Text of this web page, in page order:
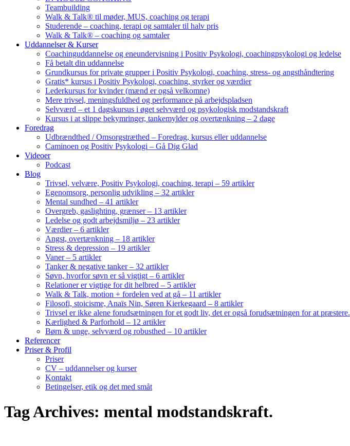
Teambuilding
Walk & Talk® til møder, MUS, coaching og terapi
Studerende – coaching, terapi og samtaler til halv pris
Walk & Talk® – coaching og samtaler
Uddannelser & Kurser
Coachinguddannelse og eneundervisning i Positiv Psykologi, coachingpsykologi og ledelse
Få betalt din uddannelse
Grundkursus for private grupper i Positiv Psykologi, coaching, stress- og angsthåndtering
Gratis* kursus i Positiv Psykologi, coaching, styrker og værdier
Lederkursus for kvinder (mænd er også velkomne)
Mere trivsel, meningsfuldhed og performance på arbejdspladsen
Selvværd – et 1 dagskursus i øget selvværd og psykologisk modstandskraft
Kursus i at slippe bekymringer, tankemylder og overtænkning – 2 dage
Foredrag
Udbrændthed / Omsorgstræthed – Foredrag, kursus eller uddannelse
Caminoen og Positiv Psykologi – Gå Dig Glad
Videoer
Podcast
Blog
Trivsel, velvære, Positiv Psykologi, coaching, terapi – 59 artikler
Egenomsorg, personlig udvikling – 32 artikler
Mental sundhed – 41 artikler
Overgreb, gaslighting, grænser – 13 artikler
Ledelse og godt arbejdsmiljø – 23 artikler
Værdier – 6 artikler
Angst, overtænkning – 18 artikler
Stress & depression – 19 artikler
Vaner – 5 artikler
Tanker & negative tanker – 32 artikler
Søvn, hvorfor søvn er så vigtigt – 6 artikler
Relationer er vigtige for dit helbred – 5 artikler
Walk & Talk, motion + fordelen ved at gå – 11 artikler
Filosofi, stoicisme, Anaïs Nin, Søren Kierkegaard – 8 artikler
Trivsel er ikke alene forudsætningen for et godt liv, det er også forudsætningen for at præstere.
Kærlighed & Parforhold – 12 artikler
Børn & unge, selvværd og robusthed – 10 artikler
Referencer
Priser & Profil
Priser
CV – uddannelser og kurser
Kontakt
Betingelser, etik og det med småt
Tag Archives: mental modstandskraft.